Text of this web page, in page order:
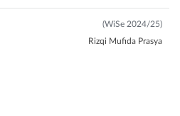
(WiSe 2024/25)
Rizqi Mufida Prasya